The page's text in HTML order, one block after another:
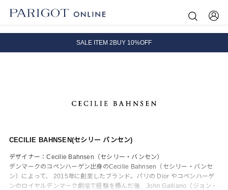
8.5 wedに会員プログラムが生まれ変わります！
SALE ITEM 2BUY 10%OFF
CECILIE BAHNSEN(セシリー バンセン)
デザイナー：Cecilie Bahnsen（セシリー・バンセン）
デンマークのコペンハーゲン出身のCecilie Bahnsen（セシリー・バンセ
ン）によって、 2015年に創業したブランド。パリの Dior やコペンハーゲ
ンのロイヤルデンマーク劇場で経験を積んだ後、John Galliano（ジョン・